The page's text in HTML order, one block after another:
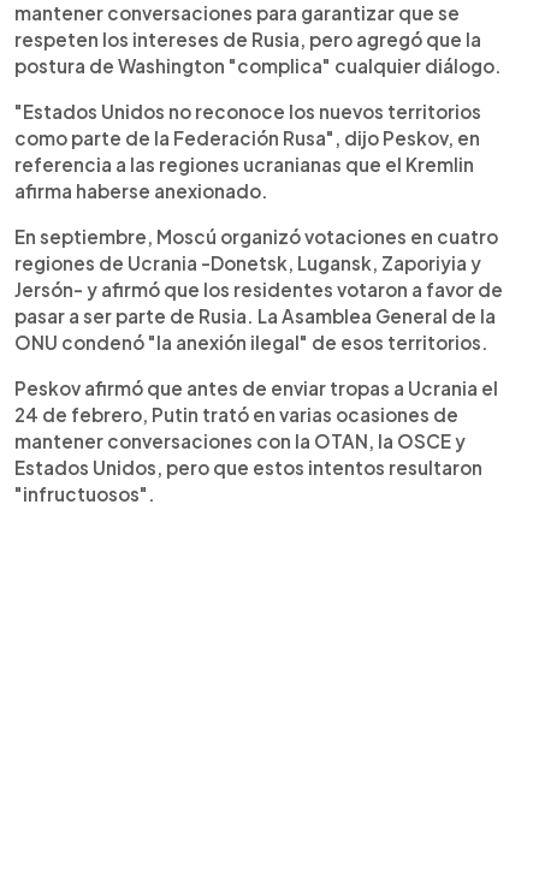
mantener conversaciones para garantizar que se
respeten los intereses de Rusia, pero agregó que la
postura de Washington "complica" cualquier diálogo.
"Estados Unidos no reconoce los nuevos territorios
como parte de la Federación Rusa", dijo Peskov, en
referencia a las regiones ucranianas que el Kremlin
afirma haberse anexionado.
En septiembre, Moscú organizó votaciones en cuatro
regiones de Ucrania -Donetsk, Lugansk, Zaporiyia y
Jersón- y afirmó que los residentes votaron a favor de
pasar a ser parte de Rusia. La Asamblea General de la
ONU condenó "la anexión ilegal" de esos territorios.
Peskov afirmó que antes de enviar tropas a Ucrania el
24 de febrero, Putin trató en varias ocasiones de
mantener conversaciones con la OTAN, la OSCE y
Estados Unidos, pero que estos intentos resultaron
"infructuosos".